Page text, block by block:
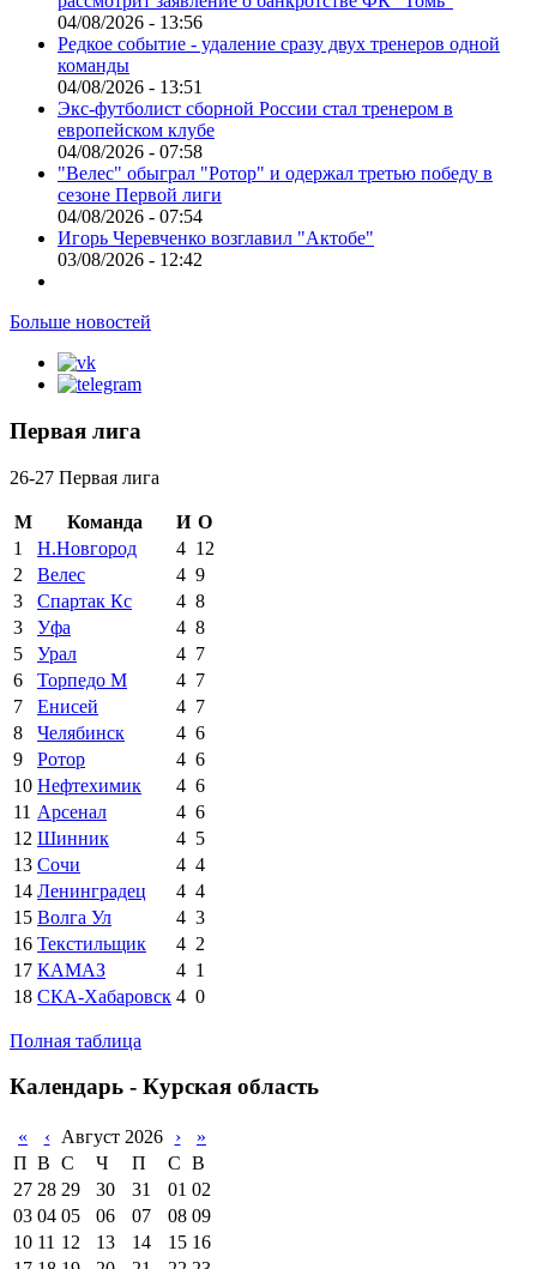
04/08/2026 - 13:56
Редкое событие - удаление сразу двух тренеров одной
команды
04/08/2026 - 13:51
Экс-футболист сборной России стал тренером в
европейском клубе
04/08/2026 - 07:58
"Велес" обыграл "Ротор" и одержал третью победу в
сезоне Первой лиги
04/08/2026 - 07:54
Игорь Черевченко возглавил "Актобе"
03/08/2026 - 12:42
Больше новостей
Первая лига
26-27 Первая лига
М Команда И О
1
Н.Новгород 4 12
2
Велес 4 9
3
Спартак Кс 4 8
3
Уфа 4 8
5
Урал 4 7
6
Торпедо М 4 7
7
Енисей 4 7
8
Челябинск 4 6
9
Ротор 4 6
10 Нефтехимик 4 6
11 Арсенал 4 6
12 Шинник 4 5
13 Сочи 4 4
14 Ленинградец 4 4
15 Волга Ул 4 3
16 Текстильщик 4 2
17 КАМАЗ 4 1
18 СКА-Хабаровск 4 0
Полная таблица
Календарь - Курская область
« ‹ Август 2026 ›
»
П В С Ч П С В
27 28 29 30 31 01 02
03 04 05 06 07 08 09
10 11 12 13 14 15 16